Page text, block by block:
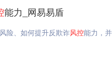
能力_网易易盾
险、如何提升反欺诈风控能力，